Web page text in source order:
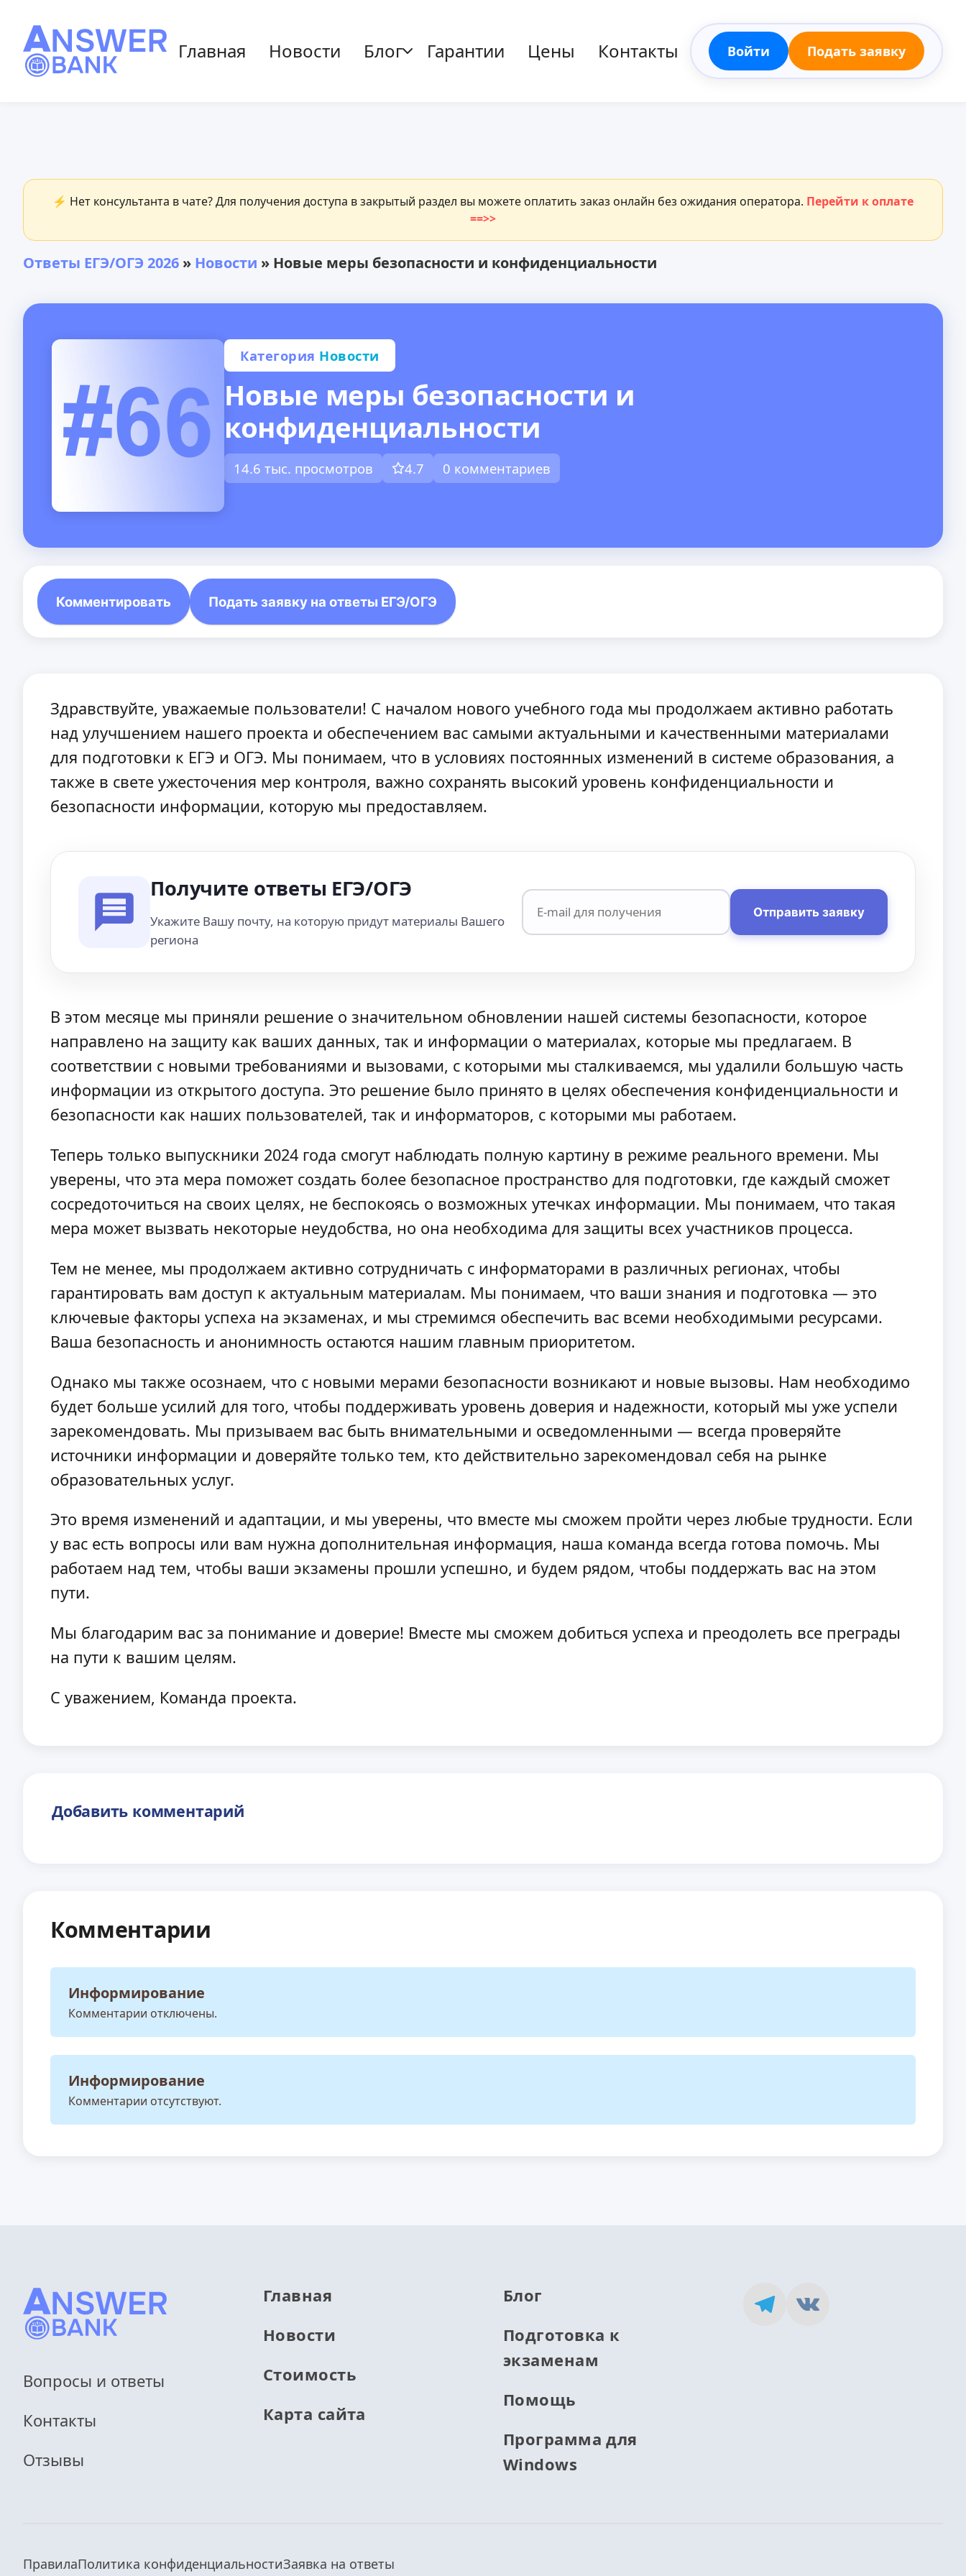
Главная Новости Блог Гарантии Цены Контакты Войти Подать заявку
⚡ Нет консультанта в чате? Для получения доступа в закрытый раздел вы можете оплатить заказ онлайн без ожидания оператора. Перейти к оплате
==>>
Ответы ЕГЭ/ОГЭ 2026 » Новости » Новые меры безопасности и конфиденциальности
Категория Новости
Новые меры безопасности и
конфиденциальности
14.6 тыс. просмотров 4.7 0 комментариев
Комментировать Подать заявку на ответы ЕГЭ/ОГЭ
Здравствуйте, уважаемые пользователи! С началом нового учебного года мы продолжаем активно работать
над улучшением нашего проекта и обеспечением вас самыми актуальными и качественными материалами
для подготовки к ЕГЭ и ОГЭ. Мы понимаем, что в условиях постоянных изменений в системе образования, а
также в свете ужесточения мер контроля, важно сохранять высокий уровень конфиденциальности и
безопасности информации, которую мы предоставляем.
Получите ответы ЕГЭ/ОГЭ
Укажите Вашу почту, на которую придут материалы Вашего
региона
Отправить заявку
В этом месяце мы приняли решение о значительном обновлении нашей системы безопасности, которое
направлено на защиту как ваших данных, так и информации о материалах, которые мы предлагаем. В
соответствии с новыми требованиями и вызовами, с которыми мы сталкиваемся, мы удалили большую часть
информации из открытого доступа. Это решение было принято в целях обеспечения конфиденциальности и
безопасности как наших пользователей, так и информаторов, с которыми мы работаем.
Теперь только выпускники 2024 года смогут наблюдать полную картину в режиме реального времени. Мы
уверены, что эта мера поможет создать более безопасное пространство для подготовки, где каждый сможет
сосредоточиться на своих целях, не беспокоясь о возможных утечках информации. Мы понимаем, что такая
мера может вызвать некоторые неудобства, но она необходима для защиты всех участников процесса.
Тем не менее, мы продолжаем активно сотрудничать с информаторами в различных регионах, чтобы
гарантировать вам доступ к актуальным материалам. Мы понимаем, что ваши знания и подготовка — это
ключевые факторы успеха на экзаменах, и мы стремимся обеспечить вас всеми необходимыми ресурсами.
Ваша безопасность и анонимность остаются нашим главным приоритетом.
Однако мы также осознаем, что с новыми мерами безопасности возникают и новые вызовы. Нам необходимо
будет больше усилий для того, чтобы поддерживать уровень доверия и надежности, который мы уже успели
зарекомендовать. Мы призываем вас быть внимательными и осведомленными — всегда проверяйте
источники информации и доверяйте только тем, кто действительно зарекомендовал себя на рынке
образовательных услуг.
Это время изменений и адаптации, и мы уверены, что вместе мы сможем пройти через любые трудности. Если
у вас есть вопросы или вам нужна дополнительная информация, наша команда всегда готова помочь. Мы
работаем над тем, чтобы ваши экзамены прошли успешно, и будем рядом, чтобы поддержать вас на этом
пути.
Мы благодарим вас за понимание и доверие! Вместе мы сможем добиться успеха и преодолеть все преграды
на пути к вашим целям.
С уважением, Команда проекта.
Добавить комментарий
Комментарии
Информирование
Комментарии отключены.
Информирование
Комментарии отсутствуют.
Вопросы и ответы
Контакты
Отзывы
Главная
Новости
Стоимость
Карта сайта
Блог
Подготовка к
экзаменам
Помощь
Программа для
Windows
ПравилаПолитика конфиденциальностиЗаявка на ответы